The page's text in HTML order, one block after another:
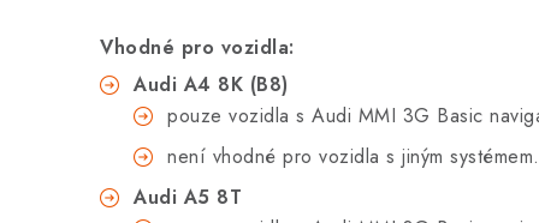
Vhodné pro vozidla:
Audi A4 8K (B8)
pouze vozidla s Audi MMI 3G Basic
není vhodné pro vozidla s jiným systémem.
Audi A5 8T